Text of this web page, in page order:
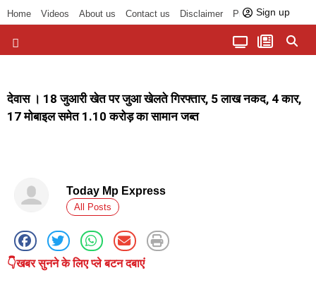
Home Videos About us Contact us Disclaimer Privacy Policy
Sign up
देवास । 18 जुआरी खेत पर जुआ खेलते गिरफ्तार, 5 लाख नकद, 4 कार,
17 मोबाइल समेत 1.10 करोड़ का सामान जब्त
Today Mp Express
All Posts
👇खबर सुनने के लिए प्ले बटन दबाएं